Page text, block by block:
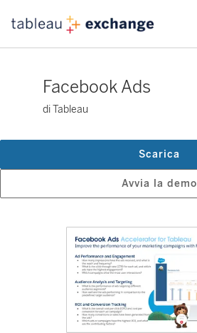
Facebook Ads
di Tableau
Avvia la demo
Scarica